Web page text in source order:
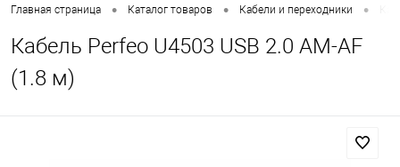
Главная страница • Каталог товаров • Кабели и переходники •
Кабель Perfeo U4503 USB 2.0 AM-AF
(1.8 м)